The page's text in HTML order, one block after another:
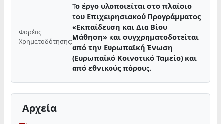
Φορέας
Χρηματοδότησης:
Το έργο υλοποιείται στο πλαίσιο
του Επιχειρησιακού Προγράμματος
«Εκπαίδευση και Δια Βίου
Μάθηση» και συγχρηματοδοτείται
από την Ευρωπαϊκή Ένωση
(Ευρωπαϊκό Κοινοτικό Ταμείο) και
από εθνικούς πόρους.
Αρχεία